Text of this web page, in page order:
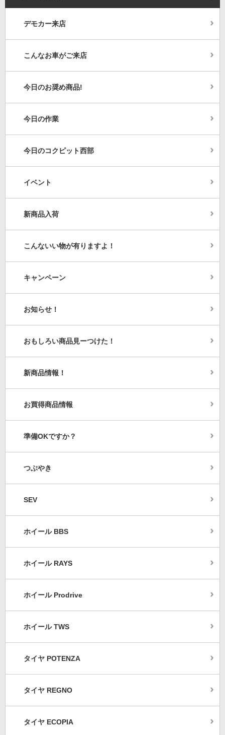
デモカー来店
こんなお車がご来店
今日のお奨め商品!
今日の作業
今日のコクピット西部
イベント
新商品入荷
こんないい物が有りますよ！
キャンペーン
お知らせ！
おもしろい商品見ーつけた！
新商品情報！
お買得商品情報
準備OKですか？
つぶやき
SEV
ホイール BBS
ホイール RAYS
ホイール Prodrive
ホイール TWS
タイヤ POTENZA
タイヤ REGNO
タイヤ ECOPIA